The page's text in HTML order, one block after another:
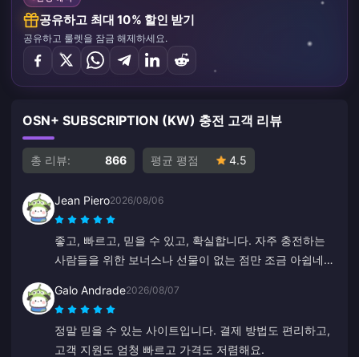
공유하고 최대 10% 할인 받기
공유하고 룰렛을 잠금 해제하세요.
OSN+ SUBSCRIPTION (KW) 충전 고객 리뷰
총 리뷰: 866 평균 평점 4.5
Jean Piero2026/08/06
좋고, 빠르고, 믿을 수 있고, 확실합니다. 자주 충전하는
사람들을 위한 보너스나 선물이 없는 점만 조금 아쉽네
Galo Andrade2026/08/07
정말 믿을 수 있는 사이트입니다. 결제 방법도 편리하고,
고객 지원도 엄청 빠르고 가격도 저렴해요.